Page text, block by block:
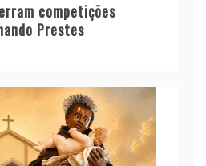
competições
Prestes